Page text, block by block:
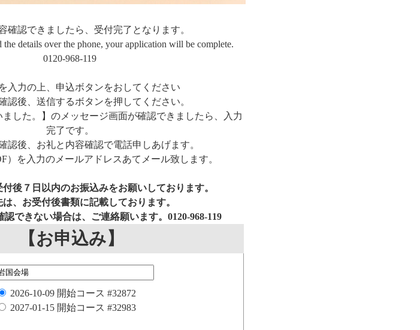
確認できましたら、受付完了となります。
details over the phone, your application will be complete.
0120-968-119
入力の上、申込ボタンをおしてください
認後、送信するボタンを押してください。
ました。】のメッセージ画面が確認できましたら、入力
完了です。
認後、お礼と内容確認で電話申しあげます。
）を入力のメールアドレスあてメール致します。
後７日以内のお振込みをお願いしております。
、お受付後書類に記載しております。
できない場合は、ご連絡願います。0120-968-119
【お申込み】
2026-10-09 開始コース #32872
2027-01-15 開始コース #32983